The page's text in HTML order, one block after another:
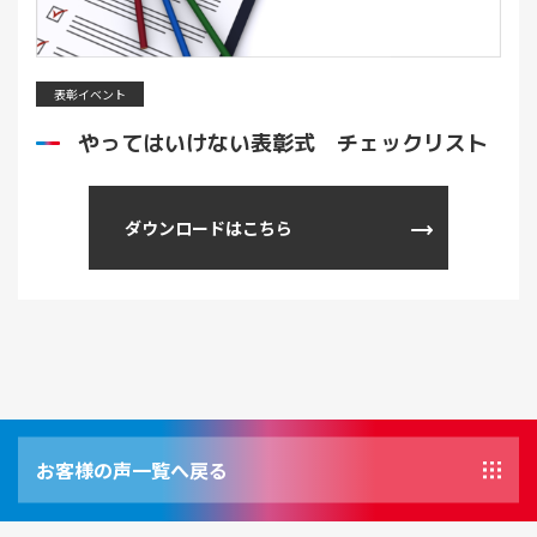
表彰イベント
やってはいけない表彰式 チェックリスト
ダウンロードはこちら
お客様の声一覧へ戻る